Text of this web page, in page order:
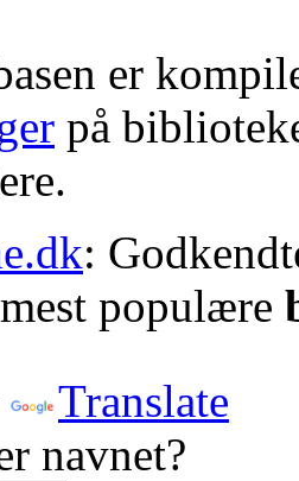
er
på
:
populære
Translate
navnet?